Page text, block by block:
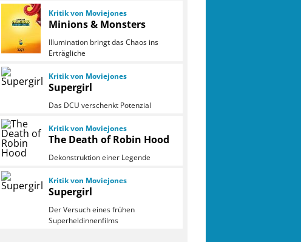
Kritik von Moviejones
Minions & Monsters
Illumination bringt das Chaos ins
Erträgliche
Kritik von Moviejones
Supergirl
Das DCU verschenkt Potenzial
Kritik von Moviejones
The Death of Robin Hood
Dekonstruktion einer Legende
Kritik von Moviejones
Supergirl
Der Versuch eines frühen
Superheldinnenfilms